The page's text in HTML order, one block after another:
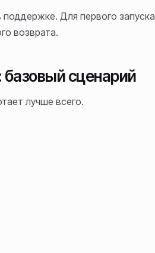
Для первого запуска
возврата.
базовый сценарий
лучше всего.